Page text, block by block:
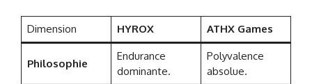
Dimension HYROX ATHX Games
Philosophie
Endurance
dominante.
Polyvalence
absolue.